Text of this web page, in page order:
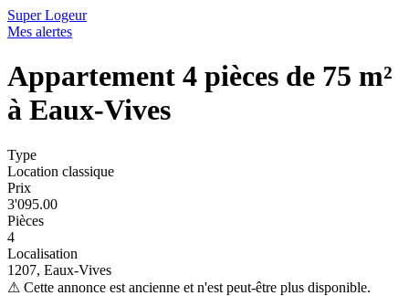
Super Logeur
Mes alertes
Appartement 4 pièces de 75 m²
à Eaux-Vives
Type
Location classique
Prix
3'095.00
Pièces
4
Localisation
1207, Eaux-Vives
⚠ Cette annonce est ancienne et n'est peut-être plus disponible.